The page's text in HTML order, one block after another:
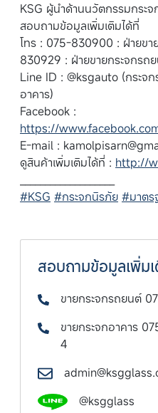
KSG ผู้นำด้านนวัตกรรมกระ
สอบถามข้อมูลเพิ่มเติมได้ที่
โทร : 075-830900 : ฝ่ายขา
830929 : ฝ่ายขายกระจกรถ
Line ID : @ksgauto (กระจ
อาคาร)
Facebook :
https://
E-mail :
ดูสินค้าเพิ่มเติมได้ที่ : http://
#KSG #กระจกนิรภัย #มาตร
สอบถามข้อมูลเพิ่ม
ขายกระจกรถยนต์
ขายกระจกอาคาร
4
@ksgglass